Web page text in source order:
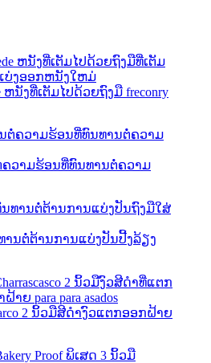
ຫນັງທີ່ເຕັມໄປດ້ວຍຖົງມື freconry
ວາມຮ້ອນທີ່ທົນທານຕໍ່ຄວາມ
ນຕໍ່ຕ້ານການແບ່ງປັນປີ້ງລ້ຽງ
2 ນິ້ວມືສີດໍາງົວແຕກອອກຝ້າຍ